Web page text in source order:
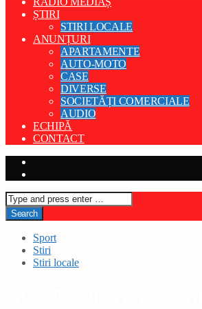
ȘTIRI
STIRI LOCALE
ANUNȚURI
APARTAMENTE
AUTO-MOTO
CASE
DIVERSE
SOCIETĂȚI COMERCIALE
AUDIO
ECHIPĂ
CONTACT
Sport
Stiri
Stiri locale